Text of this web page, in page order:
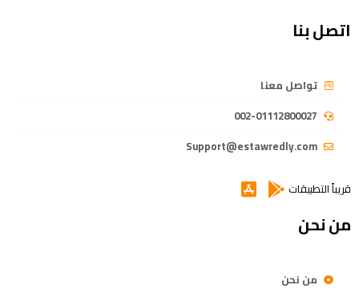
اتصل بنا
تواصل معنا
002-01112800027
Support@estawredly.com
قريباً التطبيقات
من نحن
من نحن